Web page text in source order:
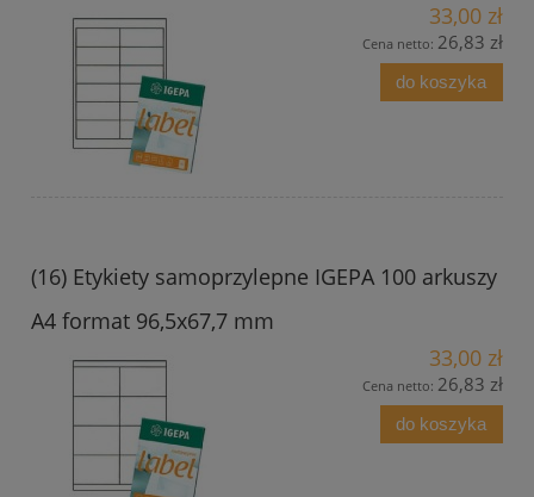
33,00 zł
Cena netto: 26,83 zł
do koszyka
(16) Etykiety samoprzylepne IGEPA 100 arkuszy
A4 format 96,5x67,7 mm
33,00 zł
Cena netto: 26,83 zł
do koszyka